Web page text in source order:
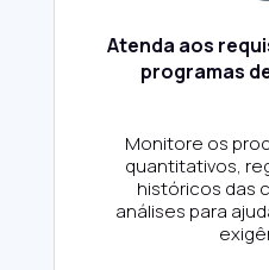
Atenda aos
programas
Monitore os
quantitativos,
históricos das
análises para